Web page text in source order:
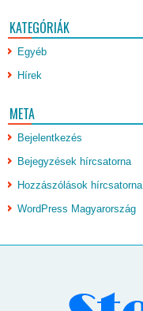
KATEGÓRIÁK
Egyéb
Hírek
META
Bejelentkezés
Bejegyzések hírcsatorna
Hozzászólások hírcsatorna
WordPress Magyarország